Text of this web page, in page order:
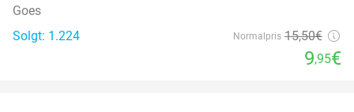
Goes
Solgt: 1.224
Normalpris 15,50€
9,95€